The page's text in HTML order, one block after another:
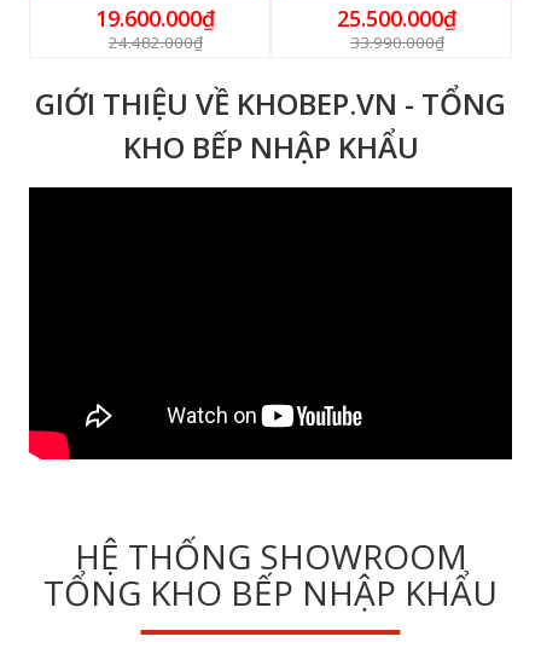
19.600.000₫
24.482.000₫
25.500.000₫
33.990.000₫
GIỚI THIỆU VỀ KHOBEP.VN - TỔNG
KHO BẾP NHẬP KHẨU
HỆ THỐNG SHOWROOM
TỔNG KHO BẾP NHẬP KHẨU